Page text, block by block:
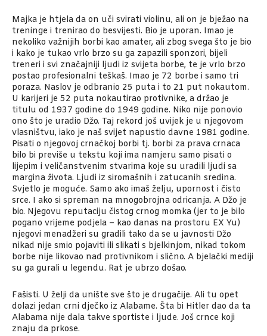
Majka je htjela da on uči svirati violinu, ali on je bježao na
treninge i trenirao do besvijesti. Bio je uporan. Imao je
nekoliko važnijih borbi kao amater, ali zbog svega što je bio
i kako je tukao vrlo brzo su ga zapazili sponzori, bijeli
treneri i svi značajniji ljudi iz svijeta borbe, te je vrlo brzo
postao profesionalni teškaš. Imao je 72 borbe i samo tri
poraza. Naslov je odbranio 25 puta i to 21 put nokautom.
U karijeri je 52 puta nokautirao protivnike, a držao je
titulu od 1937 godine do 1949 godine. Niko nije ponovio
ono što je uradio Džo. Taj rekord još uvijek je u njegovom
vlasništvu, iako je naš svijet napustio davne 1981 godine.
Pisati o njegovoj crnačkoj borbi tj. borbi za prava crnaca
bilo bi previše u tekstu koji ima namjeru samo pisati o
lijepim i veličanstvenim stvarima koje su uradili ljudi sa
margina života. Ljudi iz siromašnih i zatucanih sredina.
Svjetlo je moguće. Samo ako imaš želju, upornost i čisto
srce. I ako si spreman na mnogobrojna odricanja. A Džo je
bio. Njegovu reputaciju čistog crnog momka (jer to je bilo
pogano vrijeme podjela – kao danas na prostoru EX Yu)
njegovi menadžeri su gradili tako da se u javnosti Džo
nikad nije smio pojaviti ili slikati s bjelkinjom, nikad tokom
borbe nije likovao nad protivnikom i slično. A bjelački mediji
su ga gurali u legendu. Rat je ubrzo došao.
Fašisti. U želji da unište sve što je drugačije. Ali tu opet
dolazi jedan crni dječko iz Alabame. Šta bi Hitler dao da ta
Alabama nije dala takve sportiste i ljude. Još crnce koji
znaju da prkose.